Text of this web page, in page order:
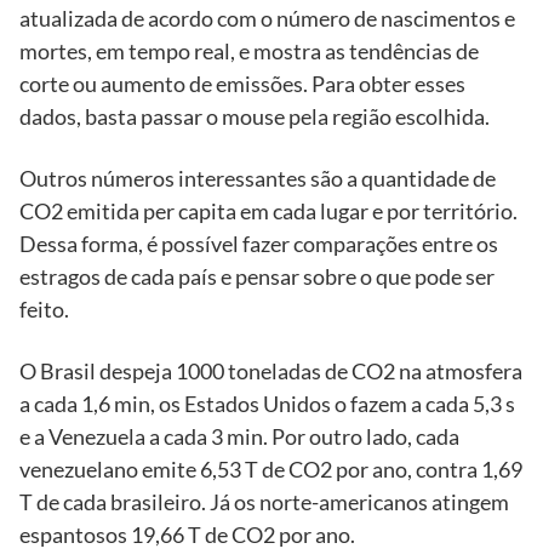
atualizada de acordo com o número de nascimentos e
mortes, em tempo real, e mostra as tendências de
corte ou aumento de emissões. Para obter esses
dados, basta passar o mouse pela região escolhida.
Outros números interessantes são a quantidade de
CO2 emitida per capita em cada lugar e por território.
Dessa forma, é possível fazer comparações entre os
estragos de cada país e pensar sobre o que pode ser
feito.
O Brasil despeja 1000 toneladas de CO2 na atmosfera
a cada 1,6 min, os Estados Unidos o fazem a cada 5,3 s
e a Venezuela a cada 3 min. Por outro lado, cada
venezuelano emite 6,53 T de CO2 por ano, contra 1,69
T de cada brasileiro. Já os norte-americanos atingem
espantosos 19,66 T de CO2 por ano.